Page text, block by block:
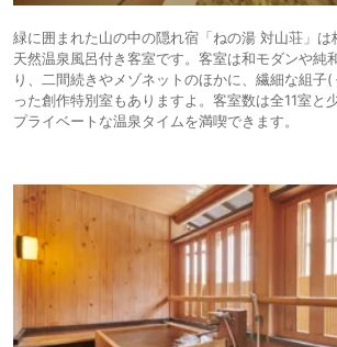
緑に囲まれた山の中の隠れ宿「ねの湯 対山荘」は
天然温泉風呂付き客室です。客室は和モダンや純
り、二間続きやメゾネットのほかに、繊細な組子
った創作特別室もありますよ。客室数は全11室と
プライベートな温泉タイムを満喫できます。